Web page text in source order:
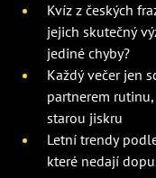
Kvíz z českých
jejich skutečný
jediné chyby?
Každý večer jen
partnerem
starou jiskru
Letní trendy
které nedají